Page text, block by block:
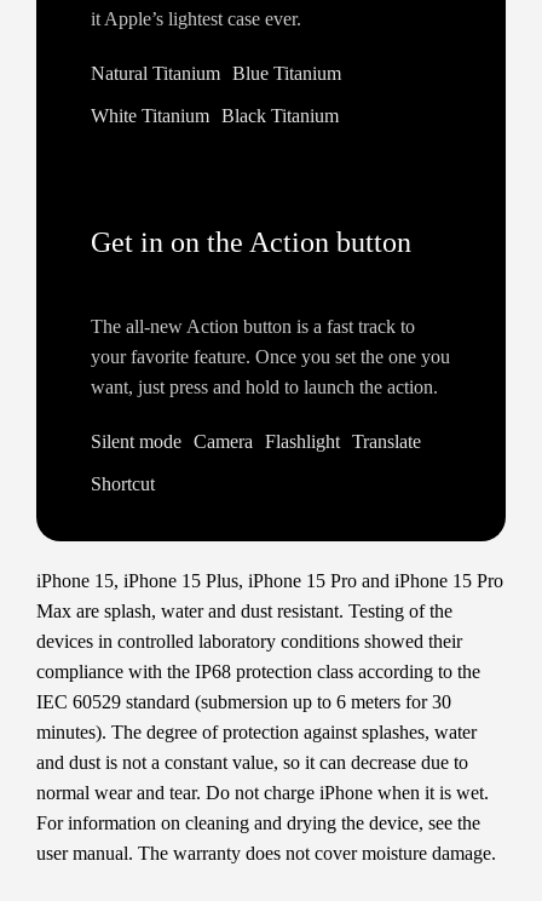
it Apple’s lightest case ever.
Natural Titanium Blue Titanium
White Titanium Black Titanium
Get in on the Action button
The all‑new Action button is a fast track to
your favorite feature. Once you set the one you
want, just press and hold to launch the action.
Silent mode Camera Flashlight Translate
Shortcut
iPhone 15, iPhone 15 Plus, iPhone 15 Pro and iPhone 15 Pro
Max are splash, water and dust resistant. Testing of the
devices in controlled laboratory conditions showed their
compliance with the IP68 protection class according to the
IEC 60529 standard (submersion up to 6 meters for 30
minutes). The degree of protection against splashes, water
and dust is not a constant value, so it can decrease due to
normal wear and tear. Do not charge iPhone when it is wet.
For information on cleaning and drying the device, see the
user manual. The warranty does not cover moisture damage.